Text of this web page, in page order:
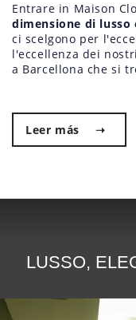
Entrare in Maison
dimensione di lusso
ci scelgono per
l'eccellenza dei
a Barcellona che si
Leer más
LUSSO,